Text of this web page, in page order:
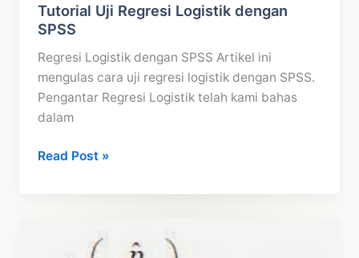
Tutorial Uji Regresi Logistik dengan
SPSS
Regresi Logistik dengan SPSS Artikel ini
mengulas cara uji regresi logistik dengan SPSS.
Pengantar Regresi Logistik telah kami bahas
dalam
Tutorial
Read Post »